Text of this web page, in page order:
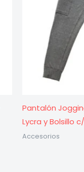
Pantalón
Lycra y Bolsillo
Accesorios